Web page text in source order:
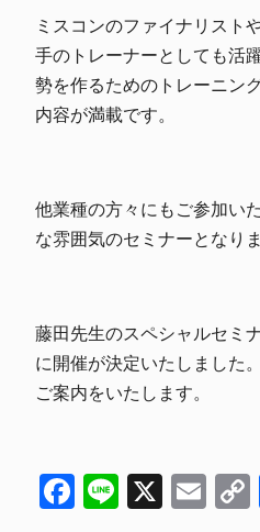
ミスコンのファイナリスト
手のトレーナーとしても活
勢を作るためのトレーニン
内容が満載です。
他業種の方々にもご参加い
な雰囲気のセミナーとなりま
藤田先生のスペシャルセミ
に開催が決定いたしました
ご案内をいたします。
Facebook
Line
X